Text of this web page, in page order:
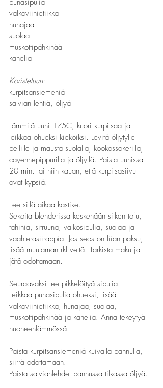
valkoviinietiikka
hunajaa
suolaa
muskottipähkinää
kanelia
Koristeluun:
kurpitsansiemeniä
salvian lehtiä, öljyä
Lämmitä uuni 175C, kuori kurpitsaa ja
leikkaa ohueksi kiekoiksi. Levitä öljytylle
pellille ja mausta suolalla, kookossokerilla,
cayennepippurilla ja öljyllä. Paista uunissa
20 min. tai niin kauan, että kurpitsasiivut
ovat kypsiä.
Tee sillä aikaa kastike.
Sekoita blenderissa keskenään silken tofu,
tahinia, sitruuna, valkosipulia, suolaa ja
vaahterasiirappia. Jos seos on liian paksu,
lisää muutaman rkl vettä. Tarkista maku ja
jätä odottamaan.
Seuraavaksi tee pikkelöityä sipulia.
Leikkaa punasipulia ohueksi, lisää
valkoviinietiikka, hunajaa, suolaa,
muskottipähkinää ja kanelia. Anna tekeytyä
huoneenlämmössä.
Paista kurpitsansiemeniä kuivalla pannulla,
siirrä odottamaan.
Paista salvianlehdet pannussa tilkassa öljyä.